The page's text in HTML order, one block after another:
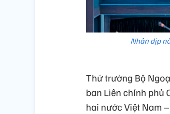
Nhân dịp
Thứ trưởng Bộ
ban Liên chính phủ
hai nước Việt Nam